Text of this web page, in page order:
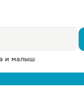
и малыш